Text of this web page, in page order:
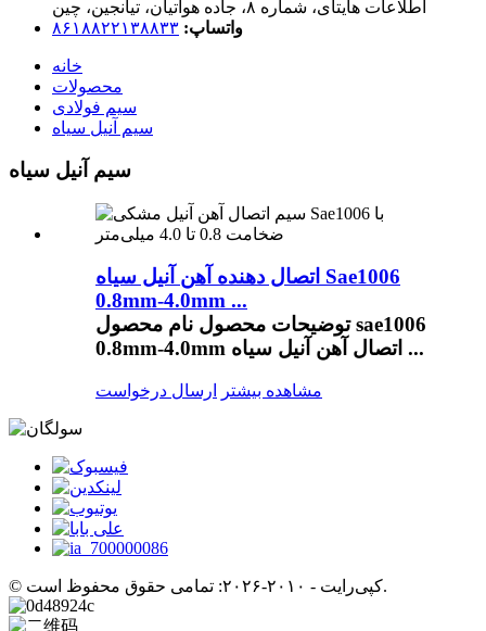
اطلاعات هایتای، شماره ۸، جاده هواتیان، تیانجین، چین
واتساپ: ۸۶۱۸۸۲۲۱۳۸۸۳۳
خانه
محصولات
سیم فولادی
سیم آنیل سیاه
سیم آنیل سیاه
اتصال دهنده آهن آنیل سیاه Sae1006
0.8mm-4.0mm ...
توضیحات محصول نام محصول sae1006
0.8mm-4.0mm اتصال آهن آنیل سیاه ...
مشاهده بیشتر ارسال درخواست
© کپی‌رایت - ۲۰۱۰-۲۰۲۶: تمامی حقوق محفوظ است.